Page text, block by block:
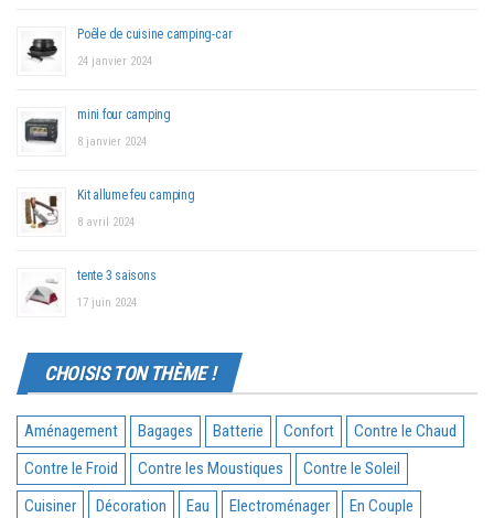
Poêle de cuisine camping-car
24 janvier 2024
mini four camping
8 janvier 2024
Kit allume feu camping
8 avril 2024
tente 3 saisons
17 juin 2024
CHOISIS TON THÈME !
Aménagement Bagages Batterie Confort
Contre le Chaud
Contre le Froid
Contre les Moustiques
Contre le Soleil
Cuisiner
Décoration Eau Electroménager
En Couple